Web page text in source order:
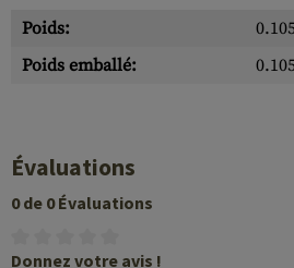
Poids:
Poids emballé:
Évaluations
0 de 0 Évaluations
Donnez votre avis !